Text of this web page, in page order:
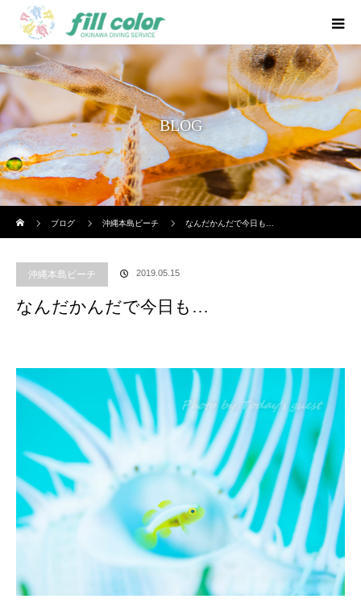
BLOG
ブログ
沖縄本島ビーチ なんだかんだで今日も…
沖縄本島ビーチ 2019.05.15
なんだかんだで今日も…